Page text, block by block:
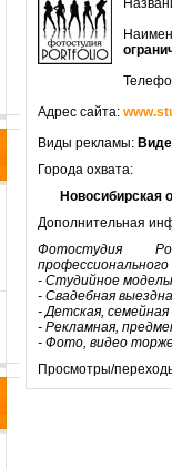
Адрес сайта:
Виды рекламы:
Города охвата:
Новосибирская
Дополнительная
Фотостудия
- Студийное
- Свадебная
- Детская,
- Рекламная,
- Фото, видео
Просмотры/